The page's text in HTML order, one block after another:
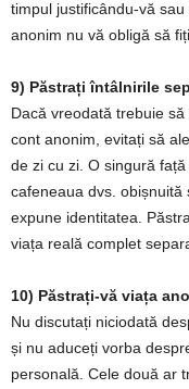
timpul justificându-vă
anonim nu vă obligă să
9) Păstrați întâlnirile
Dacă vreodată trebuie
cont anonim, evitați să
de zi cu zi. O singură
cafeneaua dvs.
expune identitatea.
viața reală complet
10) Păstrați-vă viața
Nu discutați niciodată
și nu aduceți vorba
personală. Cele două ar